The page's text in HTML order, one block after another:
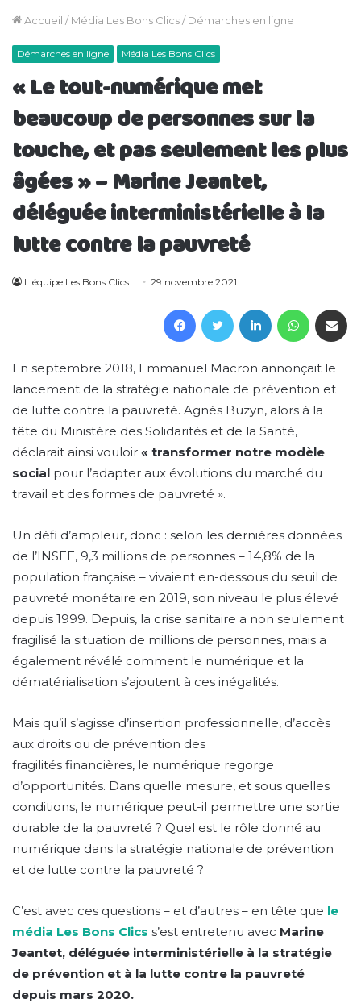
Accueil / Média Les Bons Clics/ Démarches en ligne
Démarches en ligne Média Les Bons Clics
« Le tout-numérique met
beaucoup de personnes sur la
touche, et pas seulement les plus
âgées » – Marine Jeantet,
déléguée interministérielle à la
lutte contre la pauvreté
L'équipe Les Bons Clics 29 novembre 2021
FacebookTwitter Linkedin
En septembre 2018, Emmanuel Macron annonçait le
lancement de la stratégie nationale de prévention et
de lutte contre la pauvreté. Agnès Buzyn, alors à la
tête du Ministère des Solidarités et de la Santé,
déclarait ainsi vouloir « transformer notre modèle
social pour l’adapter aux évolutions du marché du
travail et des formes de pauvreté ».
Un défi d’ampleur, donc : selon les dernières données
de l’INSEE, 9,3 millions de personnes – 14,8% de la
population française – vivaient en-dessous du seuil de
pauvreté monétaire en 2019, son niveau le plus élevé
depuis 1999. Depuis, la crise sanitaire a non seulement
fragilisé la situation de millions de personnes, mais a
également révélé comment le numérique et la
dématérialisation s’ajoutent à ces inégalités.
Mais qu’il s’agisse d’insertion professionnelle, d’accès
aux droits ou de prévention des
fragilités financières, le numérique regorge
d’opportunités. Dans quelle mesure, et sous quelles
conditions, le numérique peut-il permettre une sortie
durable de la pauvreté ? Quel est le rôle donné au
numérique dans la stratégie nationale de prévention
et de lutte contre la pauvreté ?
C’est avec ces questions – et d’autres – en tête que le
média Les Bons Clics s’est entretenu avec Marine
Jeantet, déléguée interministérielle à la stratégie
de prévention et à la lutte contre la pauvreté
depuis mars 2020.